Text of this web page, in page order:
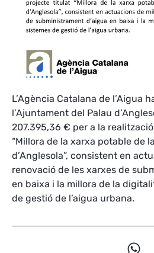
L’Agència Catalana de l’Aigua
l’Ajuntament del Palau
207.395,36 € per a la
“Millora de la xarxa potable de
d’Anglesola”, consistent en
renovació de les xarxes de
en baixa i la millora de la
de gestió de l’aigua urbana.